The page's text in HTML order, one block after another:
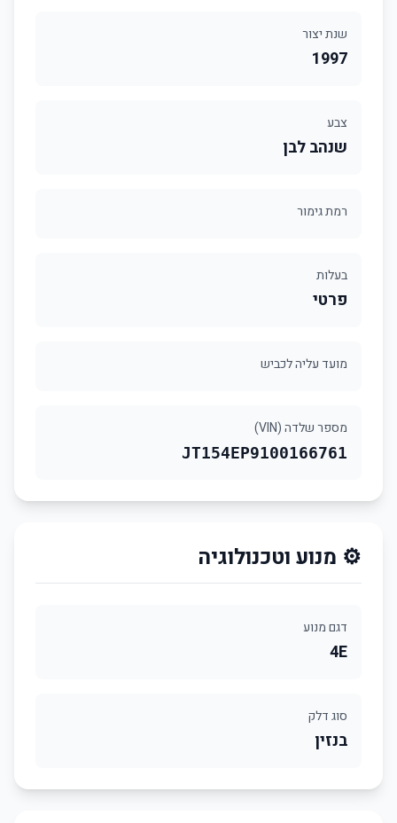
שנת יצור
1997
צבע
שנהב לבן
רמת גימור
בעלות
פרטי
מועד עליה לכביש
מספר שלדה (VIN)
JT154EP9100166761
⚙️ מנוע וטכנולוגיה
דגם מנוע
4E
סוג דלק
בנזין